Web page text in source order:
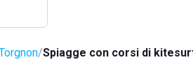
Spiagge con corsi di